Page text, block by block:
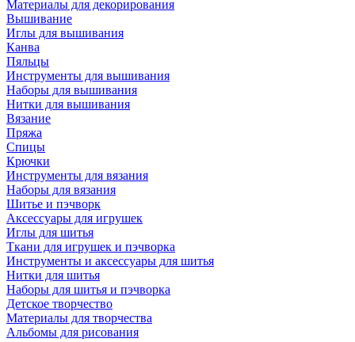
Материалы для декорирования
Вышивание
Иглы для вышивания
Канва
Пяльцы
Инструменты для вышивания
Наборы для вышивания
Нитки для вышивания
Вязание
Пряжа
Спицы
Крючки
Инструменты для вязания
Наборы для вязания
Шитье и пэчворк
Аксессуары для игрушек
Иглы для шитья
Ткани для игрушек и пэчворка
Инструменты и аксессуары для шитья
Нитки для шитья
Наборы для шитья и пэчворка
Детское творчество
Материалы для творчества
Альбомы для рисования